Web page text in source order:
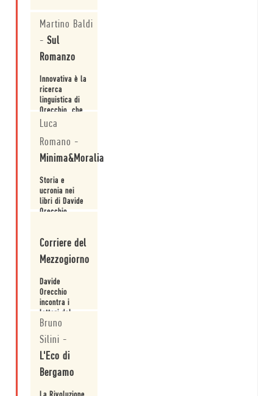
concorso.
Martino Baldi
- Sul
Romanzo
Innovativa è la
ricerca
linguistica di
Orecchio, che
mette a punto
anch'essa
polifonica,
mescidata nei
e nei punti di
vista.
Luca
Romano -
Minima&Moralia
Storia e
ucronia nei
libri di Davide
Orecchio.
Corriere del
Mezzogiorno
Davide
Orecchio
incontra i
lettori del
Premio Napoli.
Bruno
Silini -
L'Eco di
Bergamo